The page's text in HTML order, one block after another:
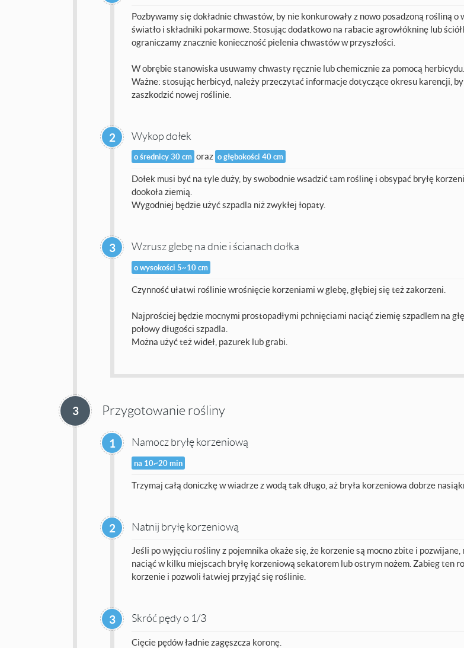
Pozbywamy się dokładnie chwastów, by nie konkurowały z nowo posadzoną rośliną o
światło i składniki pokarmowe. Stosując dodatkowo na rabacie agrowłókninę lub
ograniczamy znacznie konieczność pielenia chwastów w przyszłości.
W obrębie stanowiska usuwamy chwasty ręcznie lub chemicznie za pomocą herbicydu.
Ważne: stosując herbicyd, należy przeczytać informacje dotyczące okresu karencji,
zaszkodzić nowej roślinie.
2 Wykop dołek
o średnicy 30 cm oraz o głębokości 40 cm
Dołek musi być na tyle duży, by swobodnie wsadzić tam roślinę i obsypać bryłę
dookoła ziemią.
Wygodniej będzie użyć szpadla niż zwykłej łopaty.
3 Wzrusz glebę na dnie i ścianach dołka
o wysokości 5~10 cm
Czynność ułatwi roślinie wrośnięcie korzeniami w glebę, głębiej się też zakorzeni.
Najprościej będzie mocnymi prostopadłymi pchnięciami naciąć ziemię szpadlem na
połowy długości szpadla.
Można użyć też wideł, pazurek lub grabi.
3 Przygotowanie rośliny
1 Namocz bryłę korzeniową
na 10~20 min
Trzymaj całą doniczkę w wiadrze z wodą tak długo, aż bryła korzeniowa dobrze
2 Natnij bryłę korzeniową
Jeśli po wyjęciu rośliny z pojemnika okaże się, że korzenie są mocno zbite i pozwijane,
naciąć w kilku miejscach bryłę korzeniową sekatorem lub ostrym nożem. Zabieg ten
korzenie i pozwoli łatwiej przyjąć się roślinie.
3 Skróć pędy o 1/3
Cięcie pędów ładnie zagęszcza koronę.